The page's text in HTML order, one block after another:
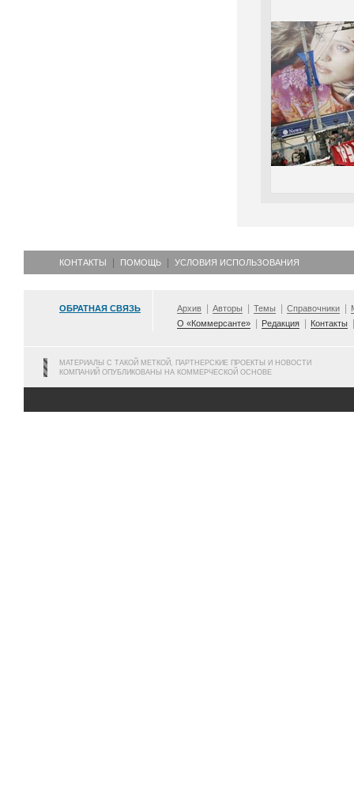
КОНТАКТЫ ПОМОЩЬ УСЛОВИЯ ИСПОЛЬЗОВАНИЯ
ОБРАТНАЯ СВЯЗЬ Архив Авторы Темы Справочники
О «Коммерсанте»
Редакция Контакты
МАТЕРИАЛЫ С ТАКОЙ МЕТКОЙ, ПАРТНЕРСКИЕ ПРОЕКТЫ И НОВОСТИ
КОМПАНИЙ ОПУБЛИКОВАНЫ НА КОММЕРЧЕСКОЙ ОСНОВЕ